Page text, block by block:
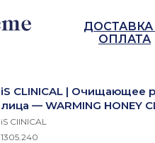
ДОСТАВКА
ОПЛАТА
iS CLINICAL | Очищающее
лица — WARMING HONEY
iS ClINICAL
1305.240